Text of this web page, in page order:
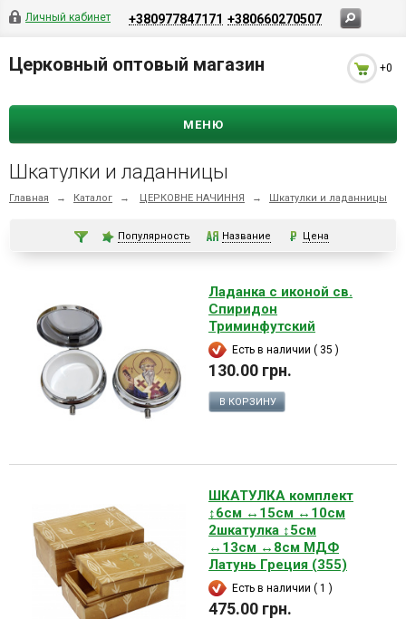
Личный кабинет +380977847171 +380660270507
Церковный оптовый магазин +0
МЕНЮ
Шкатулки и ладанницы
Главная → Каталог → ЦЕРКОВНЕ НАЧИННЯ → Шкатулки и ладанницы
Популярность Название Цена
Ладанка с иконой св.
Спиридон
Триминфутский
Есть в наличии ( 35 )
130.00 грн.
В КОРЗИНУ
ШКАТУЛКА комплект
↕6см ↔15см ↔10см
2шкатулка ↕5см
↔13см ↔8см МДФ
Латунь Греция (355)
Есть в наличии ( 1 )
475.00 грн.